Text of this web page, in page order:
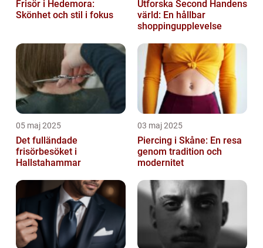
Frisör i Hedemora:
Skönhet och stil i fokus
Utforska Second Handens
värld: En hållbar
shoppingupplevelse
05 maj 2025
Det fulländade
frisörbesöket i
Hallstahammar
03 maj 2025
Piercing i Skåne: En resa
genom tradition och
modernitet